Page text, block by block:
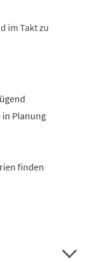
im Takt zu
Planung
finden